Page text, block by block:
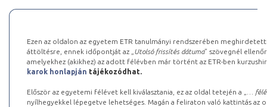
Ezen az oldalon az egyetem ETR tanulmányi rendszerében
áttöltésre, ennek időpontját az „ Utolsó frissítés dátuma” szövegnél
amelyekhez (akikhez) az adott félévben már történt az ETR-ben
karok honlapján tájékozódhat.
Először az egyetemi félévet kell kiválasztania, ez az oldal tetején a „
…
nyílhegyekkel lépegetve lehetséges. Magán a feliraton való kattintás az